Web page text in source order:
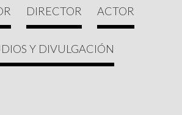
DIRECTOR ACTOR
Y DIVULGACIÓN